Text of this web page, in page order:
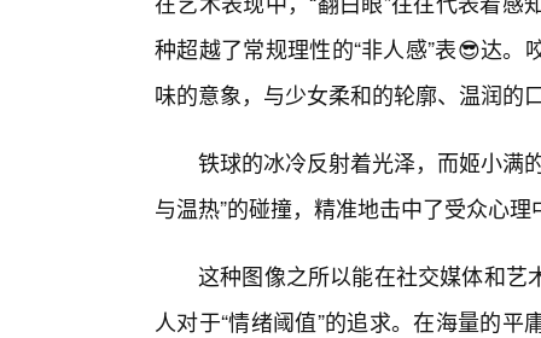
种超越了常规理性的“非人感”表😎达
味的意象，与少女柔和的轮廓、温润的
铁球的冰冷反射着光泽，而姬小满
与温热”的碰撞，精准地击中了受众心理
这种图像之所以能在社交媒体和艺
人对于“情绪阈值”的追求。在海量的